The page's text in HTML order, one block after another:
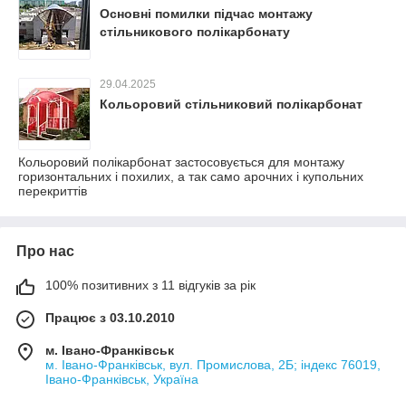
Основні помилки підчас монтажу
стільникового полікарбонату
29.04.2025
Кольоровий стільниковий полікарбонат
Кольоровий полікарбонат застосовується для монтажу
горизонтальних і похилих, а так само арочних і купольних
перекриттів
Про нас
100% позитивних з 11 відгуків за рік
Працює з 03.10.2010
м. Івано-Франківськ
м. Івано-Франківськ, вул. Промислова, 2Б; індекс 76019,
Івано-Франківськ, Україна